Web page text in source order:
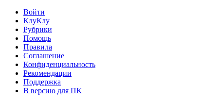
Войти
КлуКлу
Рубрики
Помощь
Правила
Соглашение
Конфиденциальность
Рекомендации
Поддержка
В версию для ПК